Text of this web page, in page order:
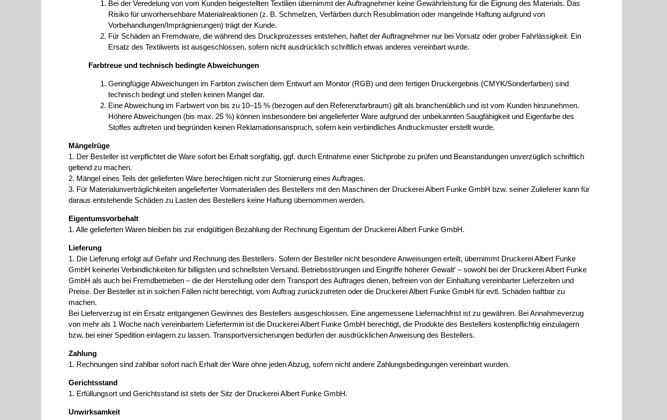
Bei der Veredelung von vom Kunden beigestellten Textilien übernimmt der Auftragnehmer keine Gewährleistung für die Eignung des Materials. Das
Risiko für unvorhersehbare Materialreaktionen (z. B. Schmelzen, Verfärben durch Resublimation oder mangelnde Haftung aufgrund von
Vorbehandlungen/Imprägnierungen) trägt der Kunde.
Für Schäden an Fremdware, die während des Druckprozesses entstehen, haftet der Auftragnehmer nur bei Vorsatz oder grober Fahrlässigkeit. Ein
Ersatz des Textilwerts ist ausgeschlossen, sofern nicht ausdrücklich schriftlich etwas anderes vereinbart wurde.
Farbtreue und technisch bedingte Abweichungen
Geringfügige Abweichungen im Farbton zwischen dem Entwurf am Monitor (RGB) und dem fertigen Druckergebnis (CMYK/Sonderfarben) sind
technisch bedingt und stellen keinen Mangel dar.
Eine Abweichung im Farbwert von bis zu 10–15 % (bezogen auf den Referenzfarbraum) gilt als branchenüblich und ist vom Kunden hinzunehmen.
Höhere Abweichungen (bis max. 25 %) können insbesondere bei angelieferter Ware aufgrund der unbekannten Saugfähigkeit und Eigenfarbe des
Stoffes auftreten und begründen keinen Reklamationsanspruch, sofern kein verbindliches Andruckmuster erstellt wurde.
Mängelrüge
1. Der Besteller ist verpflichtet die Ware sofort bei Erhalt sorgfältig, ggf. durch Entnahme einer Stichprobe zu prüfen und Beanstandungen unverzüglich schriftlich
geltend zu machen.
2. Mängel eines Teils der gelieferten Ware berechtigen nicht zur Stornierung eines Auftrages.
3. Für Materialunverträglichkeiten angelieferter Vormaterialien des Bestellers mit den Maschinen der Druckerei Albert Funke GmbH bzw. seiner Zulieferer kann für
daraus entstehende Schäden zu Lasten des Bestellers keine Haftung übernommen werden.
Eigentumsvorbehalt
1. Alle gelieferten Waren bleiben bis zur endgültigen Bezahlung der Rechnung Eigentum der Druckerei Albert Funke GmbH.
Lieferung
1. Die Lieferung erfolgt auf Gefahr und Rechnung des Bestellers. Sofern der Besteller nicht besondere Anweisungen erteilt, übernimmt Druckerei Albert Funke
GmbH keinerlei Verbindlichkeiten für billigsten und schnellsten Versand. Betriebsstörungen und Eingriffe höherer Gewalt‘ – sowohl bei der Druckerei Albert Funke
GmbH als auch bei Fremdbetrieben – die der Herstellung oder dem Transport des Auftrages dienen, befreien von der Einhaltung vereinbarter Lieferzeiten und
Preise. Der Besteller ist in solchen Fällen nicht berechtigt, vom Auftrag zurückzutreten oder die Druckerei Albert Funke GmbH für evtl. Schäden haftbar zu
machen.
Bei Lieferverzug ist ein Ersatz entgangenen Gewinnes des Bestellers ausgeschlossen. Eine angemessene Liefernachfrist ist zu gewähren. Bei Annahmeverzug
von mehr als 1 Woche nach vereinbartem Liefertermin ist die Druckerei Albert Funke GmbH berechtigt, die Produkte des Bestellers kostenpflichtig einzulagern
bzw. bei einer Spedition einlagern zu lassen. Transportversicherungen bedürfen der ausdrücklichen Anweisung des Bestellers.
Zahlung
1. Rechnungen sind zahlbar sofort nach Erhalt der Ware ohne jeden Abzug, sofern nicht andere Zahlungsbedingungen vereinbart wurden.
Gerichtsstand
1. Erfüllungsort und Gerichtsstand ist stets der Sitz der Druckerei Albert Funke GmbH.
Unwirksamkeit